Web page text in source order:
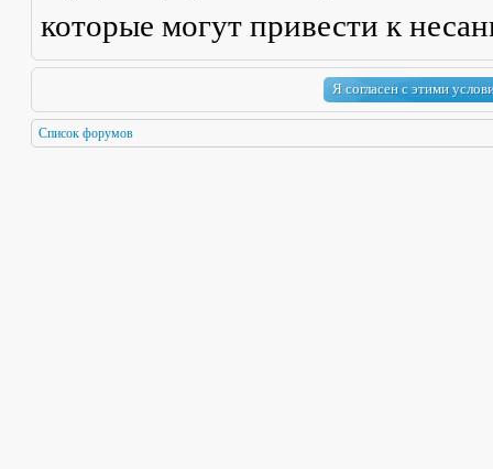
которые могут привести к
Список форумов